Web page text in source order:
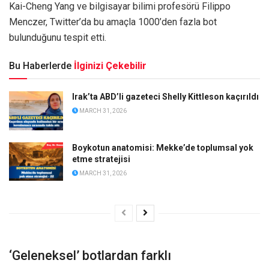
Kai-Cheng Yang ve bilgisayar bilimi profesörü Filippo
Menczer, Twitter’da bu amaçla 1000’den fazla bot
bulunduğunu tespit etti.
Bu Haberlerde İlginizi Çekebilir
Irak’ta ABD’li gazeteci Shelly Kittleson kaçırıldı
MARCH 31, 2026
Boykotun anatomisi: Mekke’de toplumsal yok
etme stratejisi
MARCH 31, 2026
‘Geleneksel’ botlardan farklı